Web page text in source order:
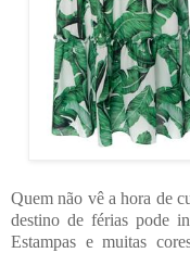
Quem não vê a hora de
destino de férias pode
Estampas e muitas